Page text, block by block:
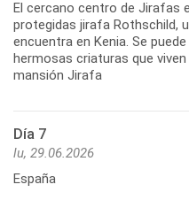
El cercano centro de Jirafas
protegidas jirafa Rothschild,
encuentra en Kenia. Se
hermosas criaturas que
mansión Jirafa
Día 7
lu, 29.06.2026
España